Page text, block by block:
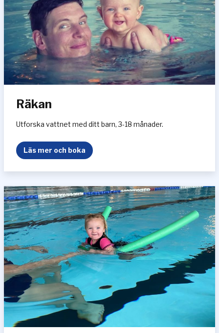
Räkan
Utforska vattnet med ditt barn, 3-18 månader.
Läs mer och boka
ä
k
n